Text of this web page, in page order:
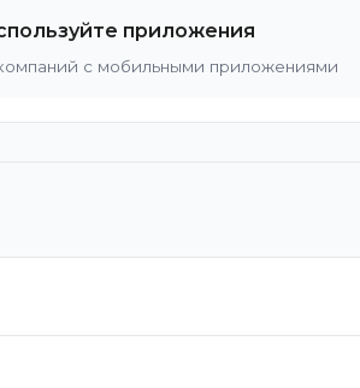
приложения
с мобильными приложениями